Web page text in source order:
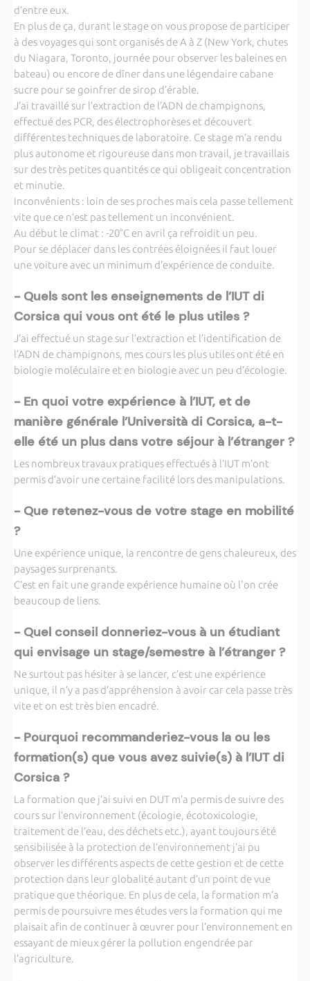
d’entre eux.
En plus de ça, durant le stage on vous propose de participer
à des voyages qui sont organisés de A à Z (New York, chutes
du Niagara, Toronto, journée pour observer les baleines en
bateau) ou encore de dîner dans une légendaire cabane
sucre pour se goinfrer de sirop d’érable.
J’ai travaillé sur l’extraction de l’ADN de champignons,
effectué des PCR, des électrophorèses et découvert
différentes techniques de laboratoire. Ce stage m’a rendu
plus autonome et rigoureuse dans mon travail, je travaillais
sur des très petites quantités ce qui obligeait concentration
et minutie.
Inconvénients : loin de ses proches mais cela passe tellement
vite que ce n’est pas tellement un inconvénient.
Au début le climat : -20°C en avril ça refroidit un peu.
Pour se déplacer dans les contrées éloignées il faut louer
une voiture avec un minimum d’expérience de conduite.
- Quels sont les enseignements de l’IUT di
Corsica qui vous ont été le plus utiles ?
J’ai effectué un stage sur l’extraction et l’identification de
l’ADN de champignons, mes cours les plus utiles ont été en
biologie moléculaire et en biologie avec un peu d’écologie.
- En quoi votre expérience à l’IUT, et de
manière générale l’Università di Corsica, a-t-
elle été un plus dans votre séjour à l’étranger ?
Les nombreux travaux pratiques effectués à l’IUT m’ont
permis d’avoir une certaine facilité lors des manipulations.
- Que retenez-vous de votre stage en mobilité
?
Une expérience unique, la rencontre de gens chaleureux, des
paysages surprenants.
C’est en fait une grande expérience humaine où l'on crée
beaucoup de liens.
- Quel conseil donneriez-vous à un étudiant
qui envisage un stage/semestre à l’étranger ?
Ne surtout pas hésiter à se lancer, c’est une expérience
unique, il n’y a pas d’appréhension à avoir car cela passe très
vite et on est très bien encadré.
- Pourquoi recommanderiez-vous la ou les
formation(s) que vous avez suivie(s) à l’IUT di
Corsica ?
La formation que j’ai suivi en DUT m’a permis de suivre des
cours sur l’environnement (écologie, écotoxicologie,
traitement de l’eau, des déchets etc.), ayant toujours été
sensibilisée à la protection de l’environnement j’ai pu
observer les différents aspects de cette gestion et de cette
protection dans leur globalité autant d’un point de vue
pratique que théorique. En plus de cela, la formation m’a
permis de poursuivre mes études vers la formation qui me
plaisait afin de continuer à œuvrer pour l’environnement en
essayant de mieux gérer la pollution engendrée par
l’agriculture.